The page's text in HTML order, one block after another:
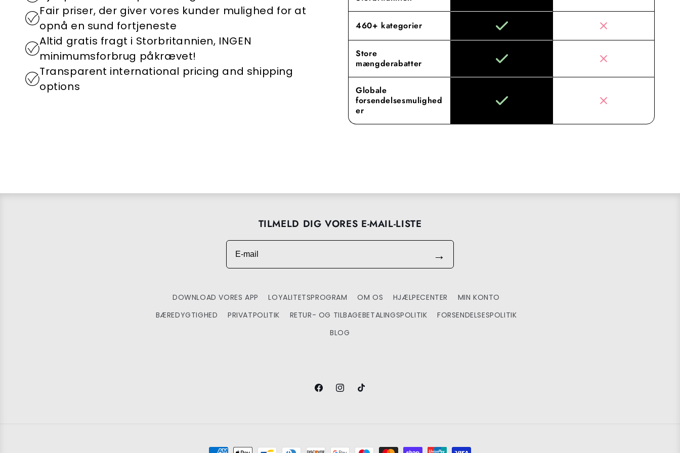
Fair priser, der giver vores kunder mulighed for at
opnå en sund fortjeneste
Altid gratis fragt i Storbritannien, INGEN
minimumsforbrug påkrævet!
Transparent international pricing and shipping
options
460+ kategorier
Store
mængderabatter
Globale
forsendelsesmulighed
er
TILMELD DIG VORES E-MAIL-LISTE
E-mail
→
DOWNLOAD VORES APP LOYALITETSPROGRAM OM OS HJÆLPECENTER
MIN KONTO
BÆREDYGTIGHED
PRIVATPOLITIK RETUR- OG TILBAGEBETALINGSPOLITIK
FORSENDELSESPOLITIK
BLOG
FacebookInstagramTikTok